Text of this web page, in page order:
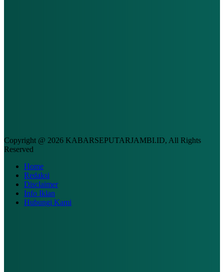
Copyright @ 2026 KABARSEPUTARJAMBI.ID, All Rights
Reserved
Home
Redaksi
Disclaimer
Info Iklan
Hubungi Kami